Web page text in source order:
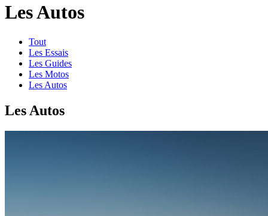
Les Autos
Tout
Les Essais
Les Guides
Les Motos
Les Autos
Les Autos